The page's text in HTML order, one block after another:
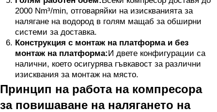
2000 Nm³/min, отговаряйки на изискванията за
налягане на водород в голям мащаб за обширни
системи за доставка.
Конструкция с монтаж на платформа и без
монтаж на платформа:И двете конфигурации са
налични, което осигурява гъвкавост за различни
изисквания за монтаж на място.
Принцип на работа на компресора
за повишаване на налягането на